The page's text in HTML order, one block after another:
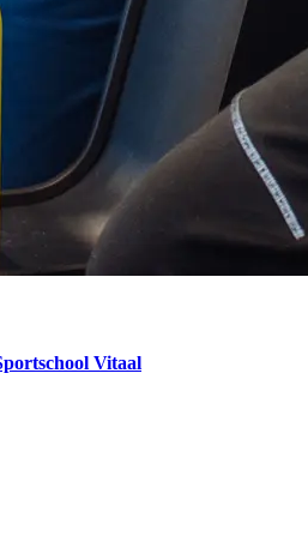
Vitaal